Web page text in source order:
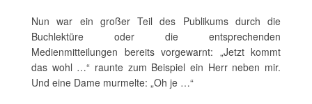
Nun war ein großer Teil des Publikums durch die
Buchlektüre oder die entsprechenden
Medienmitteilungen bereits vorgewarnt: „Jetzt kommt
das wohl …“ raunte zum Beispiel ein Herr neben mir.
Und eine Dame murmelte: „Oh je …“